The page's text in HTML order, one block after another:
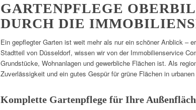
GARTENPFLEGE
DURCH DIE
Ein gepflegter Garten ist weit mehr als nur ein schöner Anblick –
Stadtteil von Düsseldorf, wissen wir von der Immobilienservice
Grundstücke, Wohnanlagen und gewerbliche Flächen ist. Als
Zuverlässigkeit und ein gutes Gespür für grüne Flächen in
Komplette Gartenpflege für Ihre